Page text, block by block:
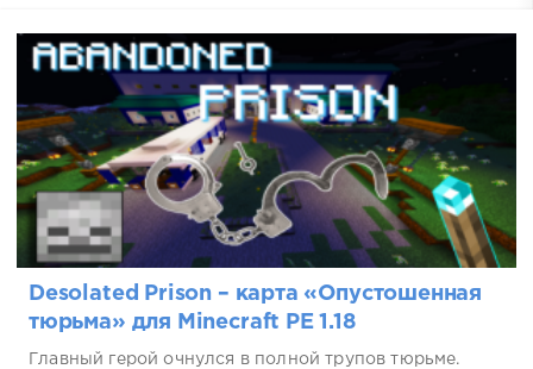
Desolated Prison – карта «Опустошенная
тюрьма» для Minecraft PE 1.18
Главный герой очнулся в полной трупов тюрьме.